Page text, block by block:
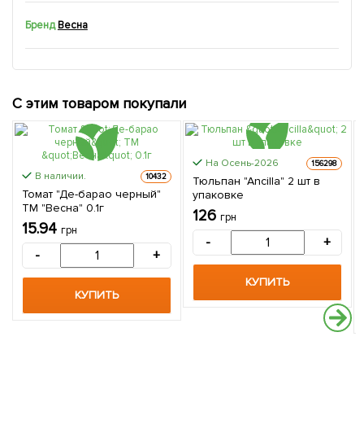
Бренд Весна
С этим товаром покупали
В наличии. 10432
Томат "Де-барао черный"
ТМ "Весна" 0.1г
15.94 грн
- +
КУПИТЬ
На Осень-2026 156298
Тюльпан "Ancilla" 2 шт в
упаковке
126 грн
- +
КУПИТЬ